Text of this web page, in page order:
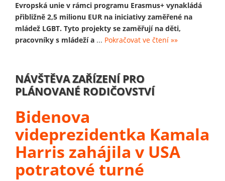
Evropská unie v rámci programu Erasmus+ vynakládá
přibližně 2,5 milionu EUR na iniciativy zaměřené na
mládež LGBT. Tyto projekty se zaměřují na děti,
pracovníky s mládeží a ... Pokračovat ve čtení »»
NÁVŠTĚVA ZAŘÍZENÍ PRO
PLÁNOVANÉ RODIČOVSTVÍ
Bidenova
videprezidentka Kamala
Harris zahájila v USA
potratové turné